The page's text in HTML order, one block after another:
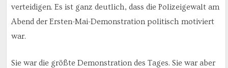
verteidigen. Es ist ganz deutlich, dass die Polizeigewalt am
Abend der Ersten-Mai-Demonstration politisch motiviert
war.
Sie war die größte Demonstration des Tages. Sie war aber